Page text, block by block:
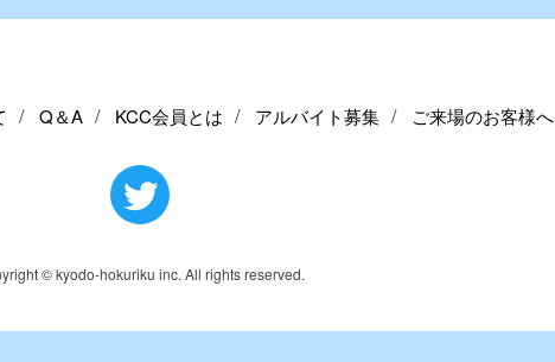
Q＆A KCC会員とは アルバイト募集 ご来場のお客様へ
© kyodo-hokuriku inc. All rights reserved.